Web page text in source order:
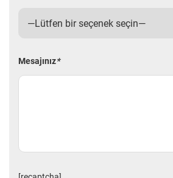
Mesajınız*